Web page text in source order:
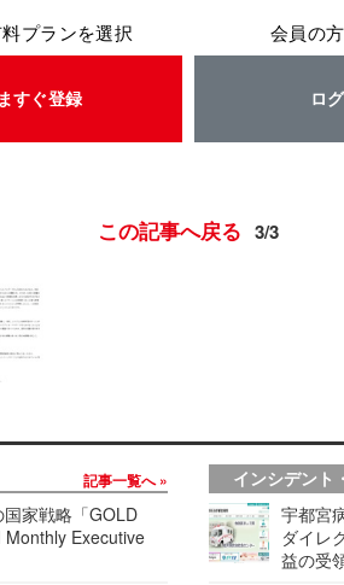
プランを選択
すぐ登録
会員の
ロ
この記事へ戻る 3/3
記事一覧へ
家戦略「GOLD
Monthly Executive
インシデント
宇都宮
ダイレ
益の受